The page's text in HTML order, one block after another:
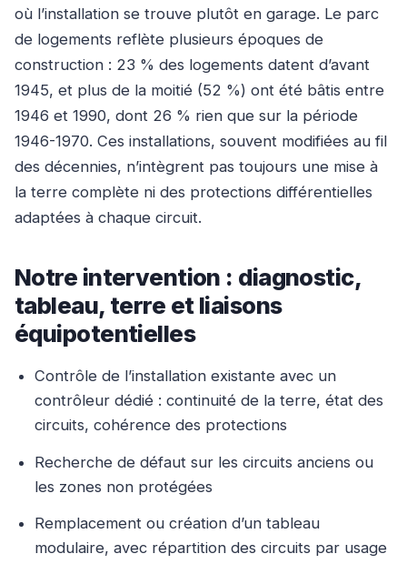
où l’installation se trouve plutôt en garage. Le parc
de logements reflète plusieurs époques de
construction : 23 % des logements datent d’avant
1945, et plus de la moitié (52 %) ont été bâtis entre
1946 et 1990, dont 26 % rien que sur la période
1946-1970. Ces installations, souvent modifiées au fil
des décennies, n’intègrent pas toujours une mise à
la terre complète ni des protections différentielles
adaptées à chaque circuit.
Notre intervention : diagnostic,
tableau, terre et liaisons
équipotentielles
Contrôle de l’installation existante avec un
contrôleur dédié : continuité de la terre, état des
circuits, cohérence des protections
Recherche de défaut sur les circuits anciens ou
les zones non protégées
Remplacement ou création d’un tableau
modulaire, avec répartition des circuits par usage